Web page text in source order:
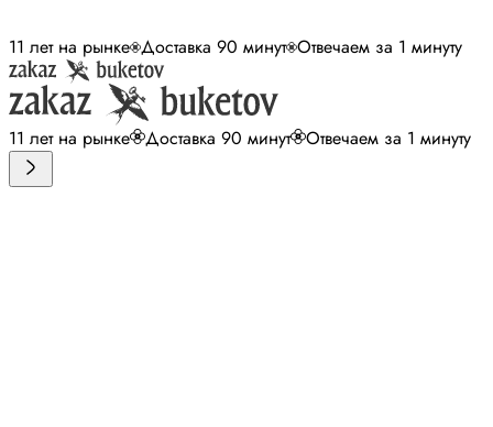
11 лет на рынке Доставка 90 минут Отвечаем за 1 минуту
11 лет на рынке Доставка 90 минут Отвечаем за 1 минуту